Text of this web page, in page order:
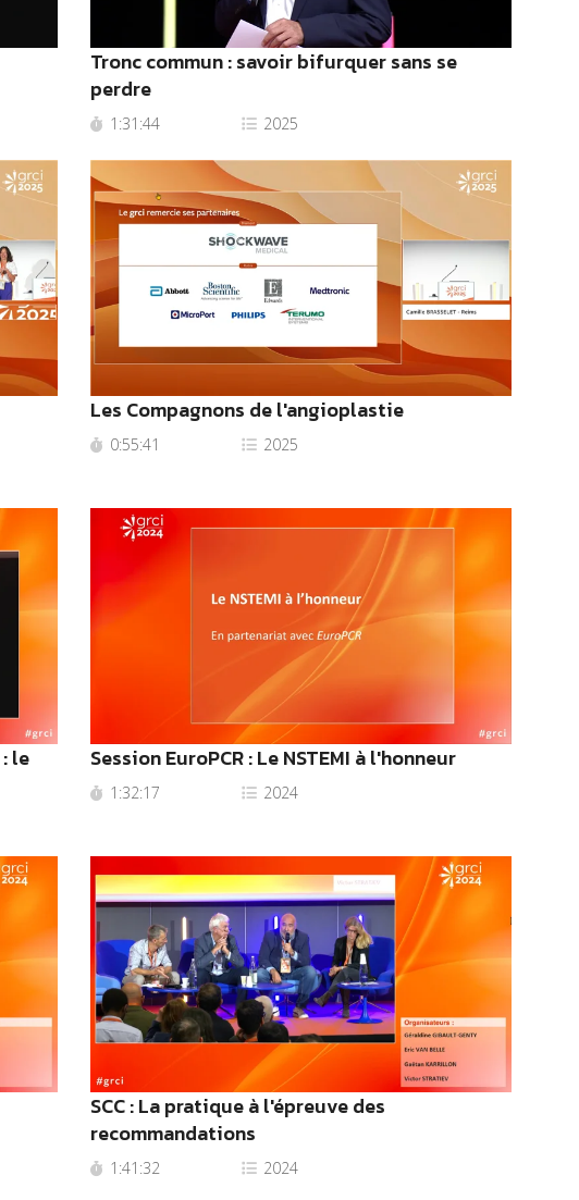
Tronc commun : savoir bifurquer sans se
perdre
1:31:44 2025
Les Compagnons de l'angioplastie
0:55:41 2025
le
Session EuroPCR : Le NSTEMI à l'honneur
1:32:17 2024
SCC : La pratique à l'épreuve des
recommandations
1:41:32 2024